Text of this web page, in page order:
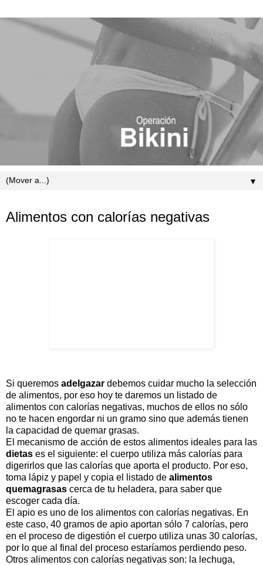
▼
Alimentos con calorías negativas
Si queremos adelgazar debemos cuidar mucho la selección
de alimentos, por eso hoy te daremos un listado de
alimentos con calorías negativas, muchos de ellos no sólo
no te hacen engordar ni un gramo sino que además tienen
la capacidad de quemar grasas.
El mecanismo de acción de estos alimentos ideales para las
dietas es el siguiente: el cuerpo utiliza más calorías para
digerirlos que las calorías que aporta el producto. Por eso,
toma lápiz y papel y copia el listado de alimentos
quemagrasas cerca de tu heladera, para saber que
escoger cada día.
El apio es uno de los alimentos con calorías negativas. En
este caso, 40 gramos de apio aportan sólo 7 calorías, pero
en el proceso de digestión el cuerpo utiliza unas 30 calorías,
por lo que al final del proceso estaríamos perdiendo peso.
Otros alimentos con calorías negativas son: la lechuga,